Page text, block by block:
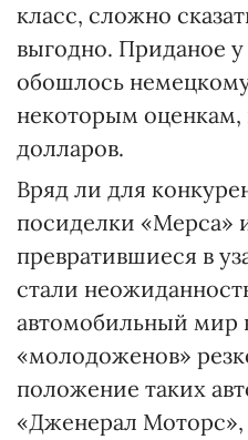
класс, сложно
выгодно. Приданое
обошлось
некоторым оценкам,
долларов.
Вряд ли для
посиделки «Мерса»
превратившиеся в
стали
автомобильный мир
«молодоженов»
положение таких
«Дженерал